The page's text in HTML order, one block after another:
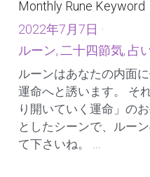
2022年 7月「今月のル
Monthly Rune Keyword
2022年7月7日·
ルーン,二十四節気, 占
ルーンはあなたの内面
運命へと誘います。 そ